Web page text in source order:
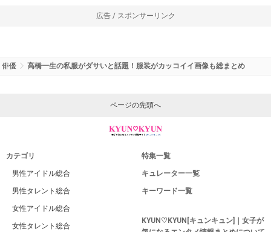
広告 / スポンサーリンク
俳優 高橋一生の私服がダサいと話題！服装がカッコイイ画像も総まとめ
ページの先頭へ
カテゴリ
男性アイドル総合
男性タレント総合
女性アイドル総合
女性タレント総合
特集一覧
キュレーター一覧
キーワード一覧
KYUN♡KYUN[キュンキュン]｜女子が